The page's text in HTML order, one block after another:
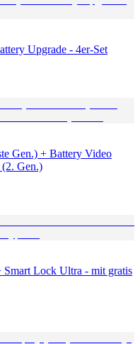
Upgrade - 4er-Set
Gen.) + Battery Video
Gen.)
Smart Lock Ultra - mit gratis